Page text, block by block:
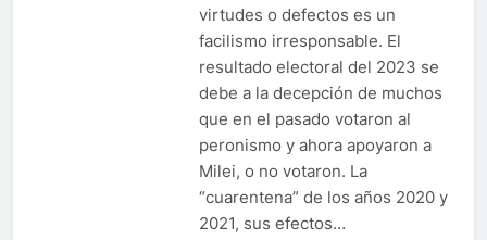
virtudes o defectos es un
facilismo irresponsable. El
resultado electoral del 2023 se
debe a la decepción de muchos
que en el pasado votaron al
peronismo y ahora apoyaron a
Milei, o no votaron. La
“cuarentena” de los años 2020 y
2021, sus efectos…